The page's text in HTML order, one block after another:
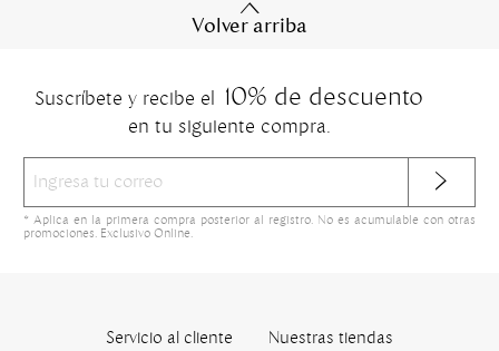
Volver arriba
Suscríbete y recibe el 10% de descuento
en tu siguiente compra.
* Aplica en la primera compra posterior al registro. No es acumulable con otras
promociones. Exclusivo Online.
Servicio al cliente Nuestras tiendas